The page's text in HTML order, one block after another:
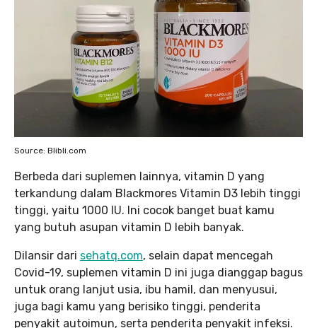
Source: Blibli.com
Berbeda dari suplemen lainnya, vitamin D yang
terkandung dalam Blackmores Vitamin D3 lebih tinggi
tinggi, yaitu 1000 IU. Ini cocok banget buat kamu
yang butuh asupan vitamin D lebih banyak.
Dilansir dari sehatq.com, selain dapat mencegah
Covid-19, suplemen vitamin D ini juga dianggap bagus
untuk orang lanjut usia, ibu hamil, dan menyusui,
juga bagi kamu yang berisiko tinggi, penderita
penyakit autoimun, serta penderita penyakit infeksi.